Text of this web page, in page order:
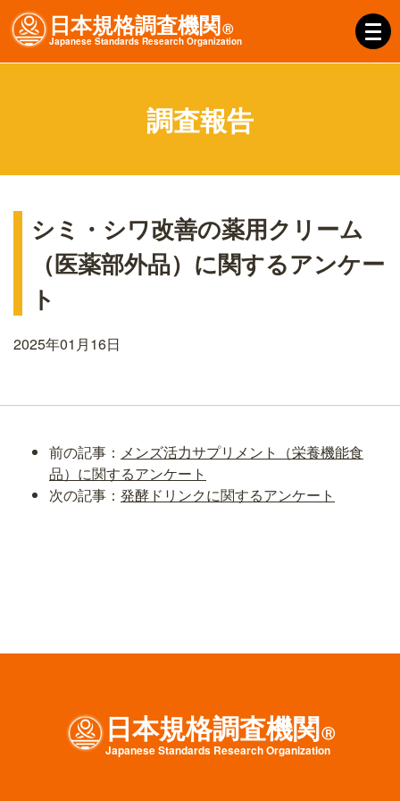
日本規格調査機関Ⓡ
JapaneseStandardsResearchOrganization
調査報告
シミ・シワ改善の薬用クリーム
（医薬部外品）に関するアンケー
ト
2025年01月16日
前の記事： メンズ活力サプリメント（栄養機能食
品）に関するアンケート
次の記事： 発酵ドリンクに関するアンケート
日本規格調査機関Ⓡ
JapaneseStandardsResearchOrganization